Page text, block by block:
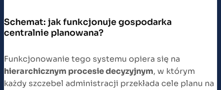
Schemat: jak funkcjonuje gospodarka
centralnie planowana?
Funkcjonowanie tego systemu opiera się na
hierarchicznym procesie decyzyjnym, w którym
każdy szczebel administracji przekłada cele planu na